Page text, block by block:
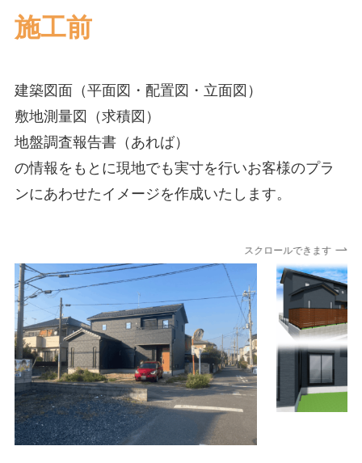
施工前
建築図面（平面図・配置図・立面図）
敷地測量図（求積図）
地盤調査報告書（あれば）
の情報をもとに現地でも実寸を行いお客様のプラ
ンにあわせたイメージを作成いたします。
スクロールできます